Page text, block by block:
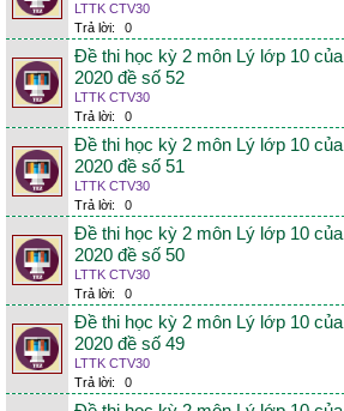
LTTK CTV30
Trả lời:
0
Đề thi học kỳ 2 môn Lý lớp 10
2020 đề số 52
LTTK CTV30
Trả lời:
0
Đề thi học kỳ 2 môn Lý lớp 10
2020 đề số 51
LTTK CTV30
Trả lời:
0
Đề thi học kỳ 2 môn Lý lớp 10
2020 đề số 50
LTTK CTV30
Trả lời:
0
Đề thi học kỳ 2 môn Lý lớp 10
2020 đề số 49
LTTK CTV30
Trả lời:
0